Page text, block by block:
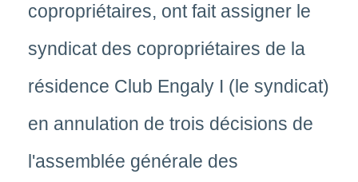
copropriétaires, ont fait assigner le
syndicat des copropriétaires de la
résidence Club Engaly I (le syndicat)
en annulation de trois décisions de
l'assemblée générale des